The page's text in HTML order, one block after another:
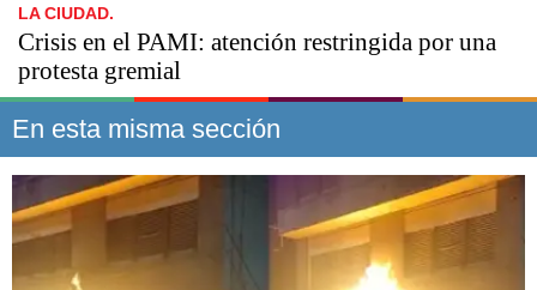
LA CIUDAD.
Crisis en el PAMI: atención restringida por una
protesta gremial
En esta misma sección